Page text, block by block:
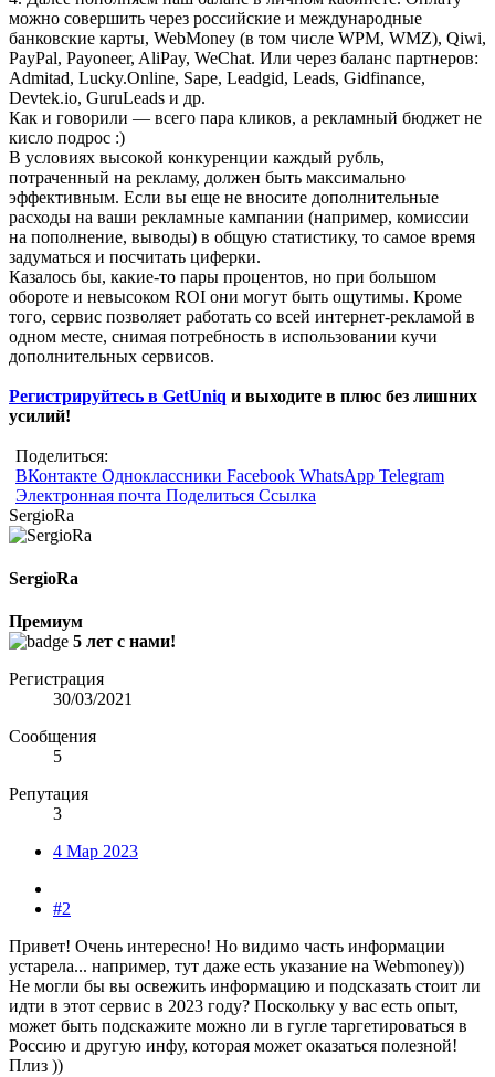
можно совершить через российские и международные
банковские карты, WebMoney (в том числе WPM, WMZ), Qiwi,
PayPal, Payoneer, AliPay, WeChat. Или через баланс партнеров:
Admitad, Lucky.Online, Sape, Leadgid, Leads, Gidfinance,
Devtek.io, GuruLeads и др.
Как и говорили — всего пара кликов, а рекламный бюджет не
кисло подрос :)
В условиях высокой конкуренции каждый рубль,
потраченный на рекламу, должен быть максимально
эффективным. Если вы еще не вносите дополнительные
расходы на ваши рекламные кампании (например, комиссии
на пополнение, выводы) в общую статистику, то самое время
задуматься и посчитать циферки.
Казалось бы, какие-то пары процентов, но при большом
обороте и невысоком ROI они могут быть ощутимы. Кроме
того, сервис позволяет работать со всей интернет-рекламой в
одном месте, снимая потребность в использовании кучи
дополнительных сервисов.
Регистрируйтесь в GetUniq и выходите в плюс без лишних
усилий!
Поделиться:
ВКонтакте Одноклассники Facebook WhatsApp Telegram
Электронная почта Поделиться Ссылка
SergioRa
SergioRa
Премиум
5 лет с нами!
Регистрация
30/03/2021
Сообщения
5
Репутация
3
4 Мар 2023
#2
Привет! Очень интересно! Но видимо часть информации
устарела... например, тут даже есть указание на Webmoney))
Не могли бы вы освежить информацию и подсказать стоит ли
идти в этот сервис в 2023 году? Поскольку у вас есть опыт,
может быть подскажите можно ли в гугле таргетироваться в
Россию и другую инфу, которая может оказаться полезной!
Плиз ))